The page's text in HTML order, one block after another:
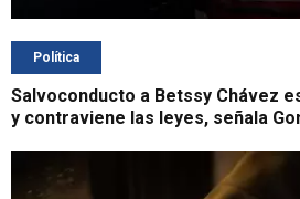
Política
Salvoconducto a Betssy Chávez
y contraviene las leyes, señala